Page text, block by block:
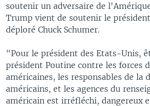
soutenir un adversaire de
Trump vient de soutenir le
déploré Chuck Schumer.
"Pour le président des Etats-Unis,
président Poutine contre les forces
américaines, les responsables de la
américains, et les agences du
américain est irréfléchi,